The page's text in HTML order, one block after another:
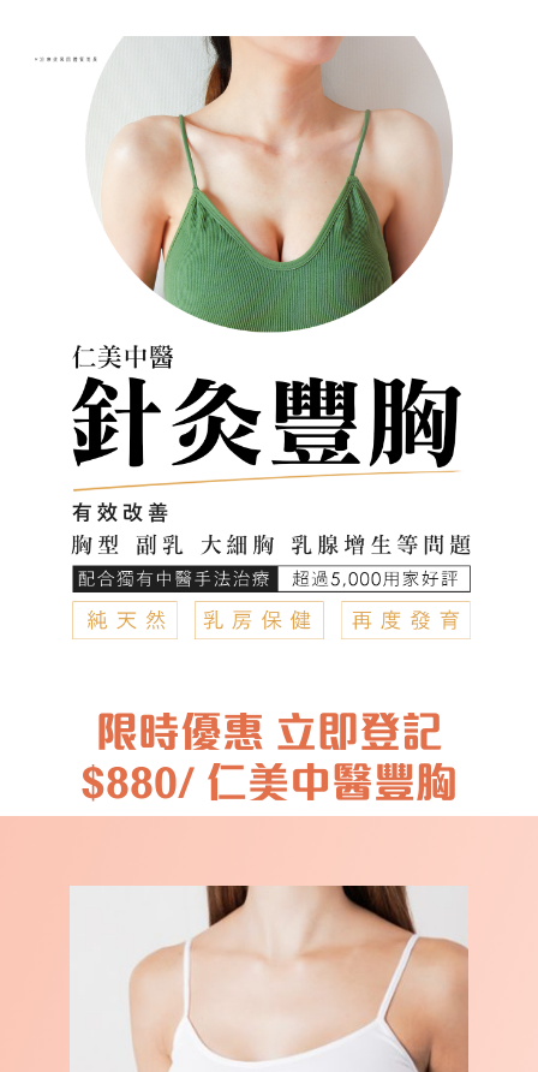
限時優惠 立即登記
$880/ 仁美中醫豐胸